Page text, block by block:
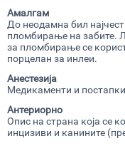
Амалгам
До неодамна бил најчест
пломбирање на забите.
за пломбирање се
порцелан за инлеи.
Анестезија
Медикаменти и
Антериорно
Опис на страна која се
инцизиви и канините